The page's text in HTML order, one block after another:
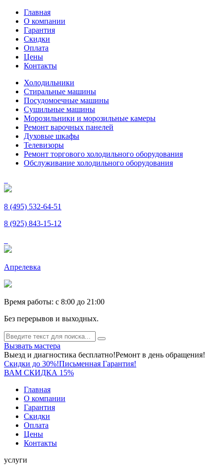
Главная
О компании
Гарантия
Скидки
Оплата
Цены
Контакты
Холодильники
Стиральные машины
Посудомоечные машины
Сушильные машины
Морозильники и морозильные камеры
Ремонт варочных панелей
Духовые шкафы
Телевизоры
Ремонт торгового холодильного оборудования
Обслуживание холодильного оборудования
8 (495) 532-64-51
8 (925) 843-15-12
Апрелевка
Время работы: c 8:00 до 21:00
Без перерывов и выходных.
Вызвать мастера
Выезд и диагностика бесплатно!Ремонт в день обращения!
Скидки до 30%!Письменная Гарантия!
ВАМ СКИДКА 15%
Главная
О компании
Гарантия
Скидки
Оплата
Цены
Контакты
услуги